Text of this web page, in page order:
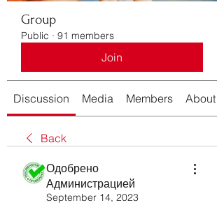
Group
Public · 91 members
Join
Discussion Media Members About
Back
Одобрено
Администрацией
September 14, 2023